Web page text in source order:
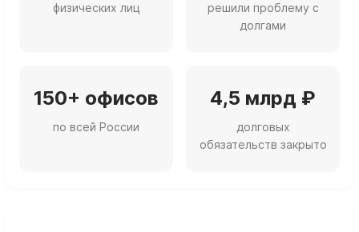
физических лиц
решили проблему с
долгами
150+ офисов
по всей России
4,5 млрд ₽
долговых
обязательств закрыто